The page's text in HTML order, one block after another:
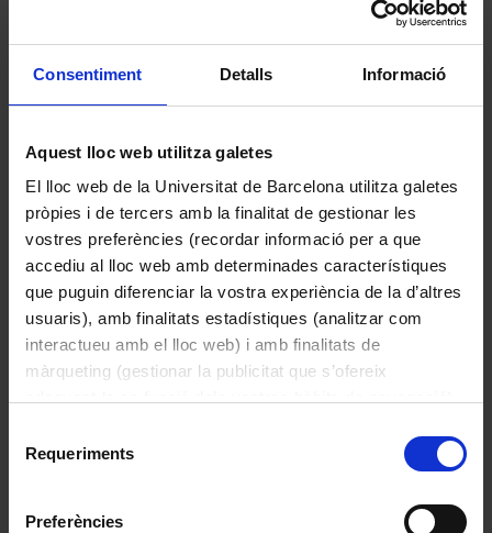
Consentiment Detalls Informació
Aquest lloc web utilitza galetes
El lloc web de la Universitat de Barcelona utilitza galetes
pròpies i de tercers amb la finalitat de gestionar les
vostres preferències (recordar informació per a que
accediu al lloc web amb determinades característiques
que puguin diferenciar la vostra experiència de la d’altres
usuaris), amb finalitats estadístiques (analitzar com
interactueu amb el lloc web) i amb finalitats de
màrqueting (gestionar la publicitat que s’ofereix
consultar laPolítica de galetes del lloc web de la
Requeriments
Preferències
Maces
Més informació
Altres models